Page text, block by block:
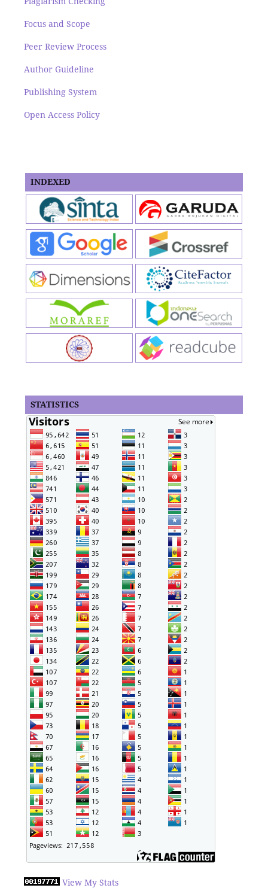
Focus and Scope
Peer Review Process
Author Guideline
Publishing System
Open Access Policy
INDEXED
STATISTICS
View My Stats